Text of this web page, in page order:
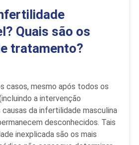
Quais são os
tratamento?
casos, mesmo após todos os
a intervenção
causas da infertilidade masculina
desconhecidos. Tais
inexplicada são os mais